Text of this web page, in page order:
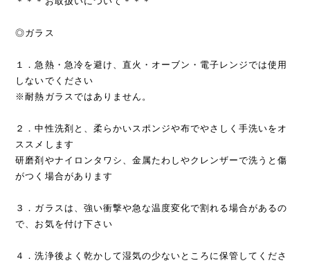
◎ガラス
１．急熱・急冷を避け、直火・オーブン・電子レンジでは使用
しないでください
※耐熱ガラスではありません。
２．中性洗剤と、柔らかいスポンジや布でやさしく手洗いをオ
ススメします
研磨剤やナイロンタワシ、金属たわしやクレンザーで洗うと傷
がつく場合があります
３．ガラスは、強い衝撃や急な温度変化で割れる場合があるの
で、お気を付け下さい
４．洗浄後よく乾かして湿気の少ないところに保管してくださ